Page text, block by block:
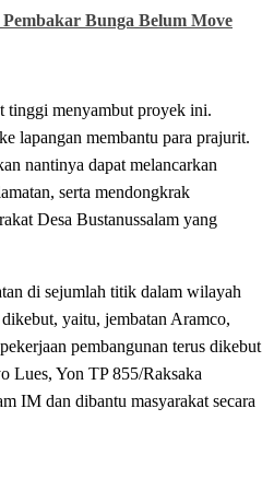
Bunga Belum Move
tinggi menyambut proyek ini.
lapangan membantu para prajurit.
nantinya dapat melancarkan
serta mendongkrak
Desa Bustanussalam yang
di sejumlah titik dalam wilayah
yaitu, jembatan Aramco,
pembangunan terus dikebut
Lues, Yon TP 855/Raksaka
IM dan dibantu masyarakat secara